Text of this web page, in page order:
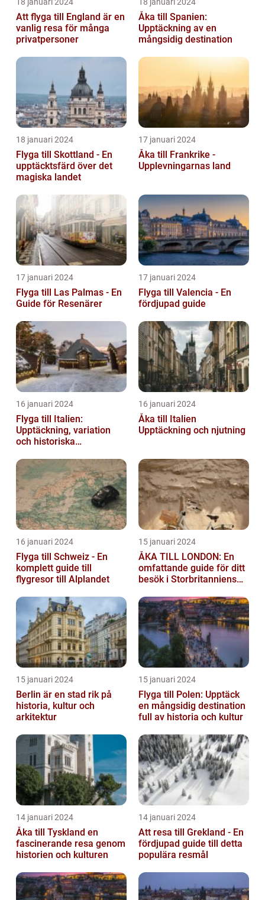
Att flyga till England är en
vanlig resa för många
privatpersoner
Åka till Spanien:
Upptäckning av en
mångsidig destination
18 januari 2024
Flyga till Skottland - En
upptäcktsfärd över det
magiska landet
17 januari 2024
Åka till Frankrike -
Upplevningarnas land
17 januari 2024
Flyga till Las Palmas - En
Guide för Resenärer
17 januari 2024
Flyga till Valencia - En
fördjupad guide
16 januari 2024
Flyga till Italien:
Upptäckning, variation
och historiska
16 januari 2024
Åka till Italien
Upptäckning och njutning
16 januari 2024
Flyga till Schweiz - En
komplett guide till
flygresor till Alplandet
15 januari 2024
ÅKA TILL LONDON: En
omfattande guide för ditt
besök i Storbritanniens
15 januari 2024
Berlin är en stad rik på
historia, kultur och
arkitektur
15 januari 2024
Flyga till Polen: Upptäck
en mångsidig destination
full av historia och kultur
14 januari 2024
Åka till Tyskland en
fascinerande resa genom
historien och kulturen
14 januari 2024
Att resa till Grekland - En
fördjupad guide till detta
populära resmål